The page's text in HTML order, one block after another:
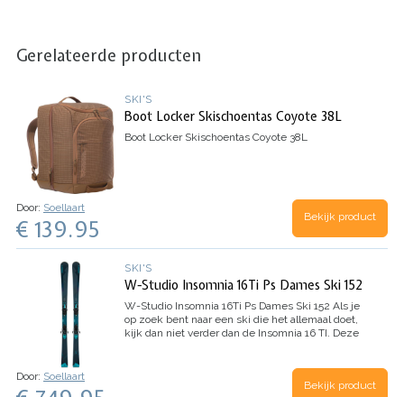
Gerelateerde producten
SKI'S
Boot Locker Skischoentas Coyote 38L
Boot Locker Skischoentas Coyote 38L
Door: Soellaart
€ 139.95 Bekijk product
SKI'S
W-Studio Insomnia 16Ti Ps Dames Ski 152
W-Studio Insomnia 16Ti Ps Dames Ski 152 Als je
op zoek bent naar een ski die het allemaal doet,
kijk dan niet verder dan de Insomnia 16 TI. Deze
Door: Soellaart
Bekijk product